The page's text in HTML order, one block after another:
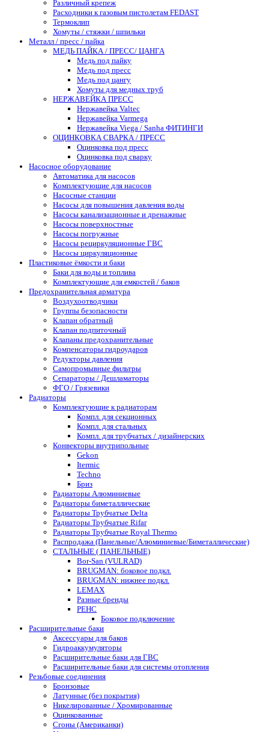
Различный крепеж
Расходники к газовым пистолетам FEDAST
Термоклип
Хомуты / стяжки / шпильки
Металл / пресс / пайка
МЕДЬ ПАЙКА / ПРЕСС/ ЦАНГА
Медь под пайку
Медь под пресс
Медь под цангу
Хомуты для медных труб
НЕРЖАВЕЙКА ПРЕСС
Нержавейка Valtec
Нержавейка Varmega
Нержавейка Viega / Sanha ФИТИНГИ
ОЦИНКОВКА СВАРКА / ПРЕСС
Оцинковка под пресс
Оцинковка под сварку
Насосное оборудование
Автоматика для насосов
Комплектующие для насосов
Насосные станции
Насосы для повышения давления воды
Насосы канализационные и дренажные
Насосы поверхностные
Насосы погружные
Насосы рециркуляционные ГВС
Насосы циркуляционные
Пластиковые ёмкости и баки
Баки для воды и топлива
Комплектующие для емкостей / баков
Предохранительная арматура
Воздухоотводчики
Группы безопасности
Клапан обратный
Клапан подпиточный
Клапаны предохранительные
Компенсаторы гидроударов
Редукторы давления
Самопромывные фильтры
Сепараторы / Дешламаторы
ФГО / Грязевики
Радиаторы
Комплектующие к радиаторам
Компл. для секционных
Компл. для стальных
Компл. для трубчатых / дизайнерских
Конвекторы внутрипольные
Gekon
Itermic
Techno
Бриз
Радиаторы Алюминиевые
Радиаторы биметаллические
Радиаторы Трубчатые Delta
Радиаторы Трубчатые Rifar
Радиаторы Трубчатые Royal Thermo
Распродажа (Панельные/Алюминиевые/Биметаллические)
СТАЛЬНЫЕ ( ПАНЕЛЬНЫЕ)
Bor-San (VULRAD)
BRUGMAN: боковое подкл.
BRUGMAN: нижнее подкл.
LEMAX
Разные бренды
РЕНС
Боковое подключение
Расширительные баки
Аксессуары для баков
Гидроаккумуляторы
Расширительные баки для ГВС
Расширительные баки для системы отопления
Резьбовые соединения
Бронзовые
Латунные (без покрытия)
Никелированные / Хромированные
Оцинкованные
Сгоны (Американки)